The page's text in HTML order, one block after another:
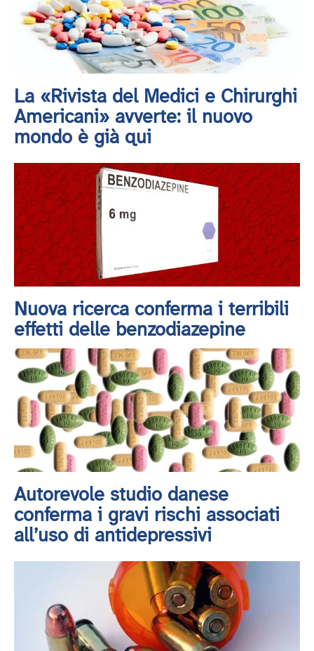
La «Rivista del Medici e Chirurghi
Americani» avverte: il nuovo
mondo è già qui
Nuova ricerca conferma i terribili
effetti delle benzodiazepine
Autorevole studio danese
conferma i gravi rischi associati
all’uso di antidepressivi